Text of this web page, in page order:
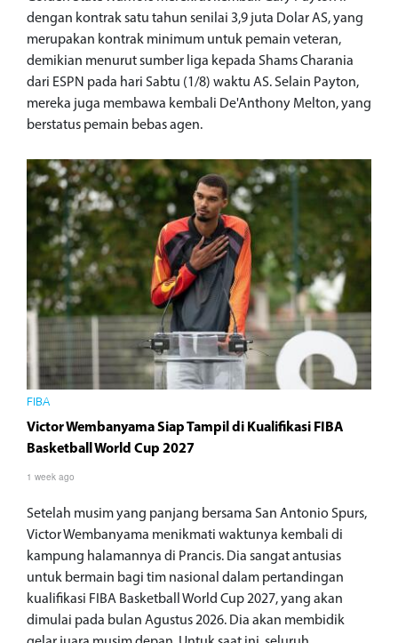
dengan kontrak satu tahun senilai 3,9 juta Dolar AS, yang
merupakan kontrak minimum untuk pemain veteran,
demikian menurut sumber liga kepada Shams Charania
dari ESPN pada hari Sabtu (1/8) waktu AS. Selain Payton,
mereka juga membawa kembali De'Anthony Melton, yang
berstatus pemain bebas agen.
FIBA
Victor Wembanyama Siap Tampil di Kualifikasi FIBA
Basketball World Cup 2027
1 week ago
Setelah musim yang panjang bersama San Antonio Spurs,
Victor Wembanyama menikmati waktunya kembali di
kampung halamannya di Prancis. Dia sangat antusias
untuk bermain bagi tim nasional dalam pertandingan
kualifikasi FIBA Basketball World Cup 2027, yang akan
dimulai pada bulan Agustus 2026. Dia akan membidik